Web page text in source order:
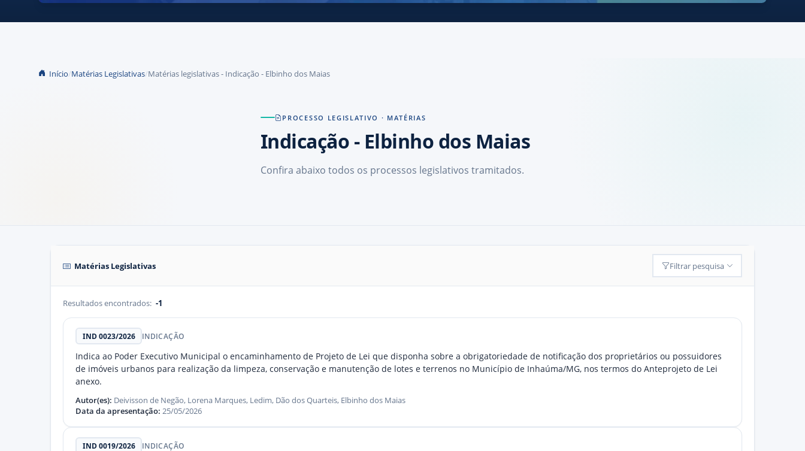
Início Matérias Legislativas Matérias legislativas - Indicação - Elbinho dos Maias
PROCESSO LEGISLATIVO · MATÉRIAS
Indicação - Elbinho dos Maias
Confira abaixo todos os processos legislativos tramitados.
Matérias Legislativas Filtrar pesquisa
Resultados encontrados: -1
IND 0023/2026 INDICAÇÃO
Indica ao Poder Executivo Municipal o encaminhamento de Projeto de Lei que disponha sobre a obrigatoriedade de notificação dos proprietários ou possuidores
de imóveis urbanos para realização da limpeza, conservação e manutenção de lotes e terrenos no Município de Inhaúma/MG, nos termos do Anteprojeto de Lei
anexo.
Autor(es): Deivisson de Negão, Lorena Marques, Ledim, Dão dos Quarteis, Elbinho dos Maias
Data da apresentação: 25/05/2026
IND 0019/2026 INDICAÇÃO